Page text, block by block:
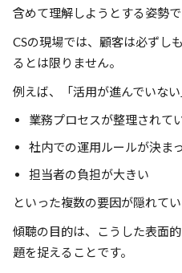
含めて理解しようとする姿勢で
CSの現場では、顧客は必ずし
るとは限りません。
例えば、「活用が進んでいな
業務プロセスが整理されて
社内での運用ルールが決ま
担当者の負担が大きい
といった複数の要因が隠れてい
傾聴の目的は、こうした表面
題を捉えることです。